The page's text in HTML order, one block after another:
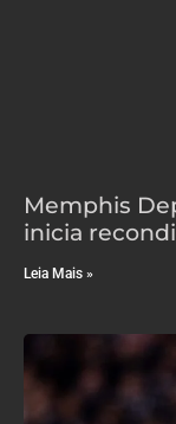
Memphis
inicia
Leia Mais »